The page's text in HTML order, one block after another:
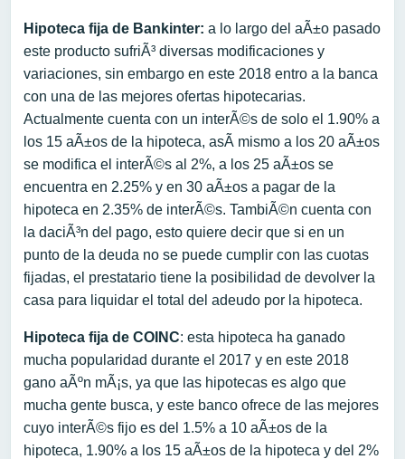
Hipoteca fija de Bankinter: a lo largo del aÃ±o pasado
este producto sufriÃ³ diversas modificaciones y
variaciones, sin embargo en este 2018 entro a la banca
con una de las mejores ofertas hipotecarias.
Actualmente cuenta con un interÃ©s de solo el 1.90% a
los 15 aÃ±os de la hipoteca, asÃ­ mismo a los 20 aÃ±os
se modifica el interÃ©s al 2%, a los 25 aÃ±os se
encuentra en 2.25% y en 30 aÃ±os a pagar de la
hipoteca en 2.35% de interÃ©s. TambiÃ©n cuenta con
la daciÃ³n del pago, esto quiere decir que si en un
punto de la deuda no se puede cumplir con las cuotas
fijadas, el prestatario tiene la posibilidad de devolver la
casa para liquidar el total del adeudo por la hipoteca.
Hipoteca fija de COINC: esta hipoteca ha ganado
mucha popularidad durante el 2017 y en este 2018
gano aÃºn mÃ¡s, ya que las hipotecas es algo que
mucha gente busca, y este banco ofrece de las mejores
cuyo interÃ©s fijo es del 1.5% a 10 aÃ±os de la
hipoteca, 1.90% a los 15 aÃ±os de la hipoteca y del 2%